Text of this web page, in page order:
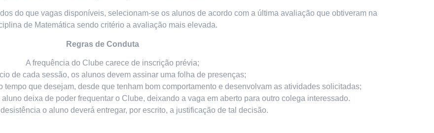
do que vagas disponíveis, selecionam-se os alunos de acordo com a última avaliação que obtiveram na
de Matemática sendo critério a avaliação mais elevada.
Regras de Conduta
A frequência do Clube carece de inscrição prévia;
de cada sessão, os alunos devem assinar uma folha de presenças;
tempo que desejam, desde que tenham bom comportamento e desenvolvam as atividades solicitadas;
deixa de poder frequentar o Clube, deixando a vaga em aberto para outro colega interessado.
o aluno deverá entregar, por escrito, a justificação de tal decisão.